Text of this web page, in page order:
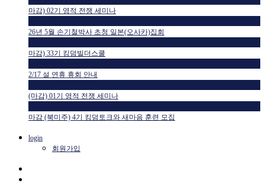
마감) 02기 영적 전쟁 세미나
26년 5월 손기철박사 초청 일본(오사카)집회
마감) 33기 킹덤빌더스쿨
2/17 설 연휴 휴회 안내
(마감) 01기 영적 전쟁 세미나
마감 (북미주) 4기 킹덤토크와 새마음 훈련 모집
login
회원가입